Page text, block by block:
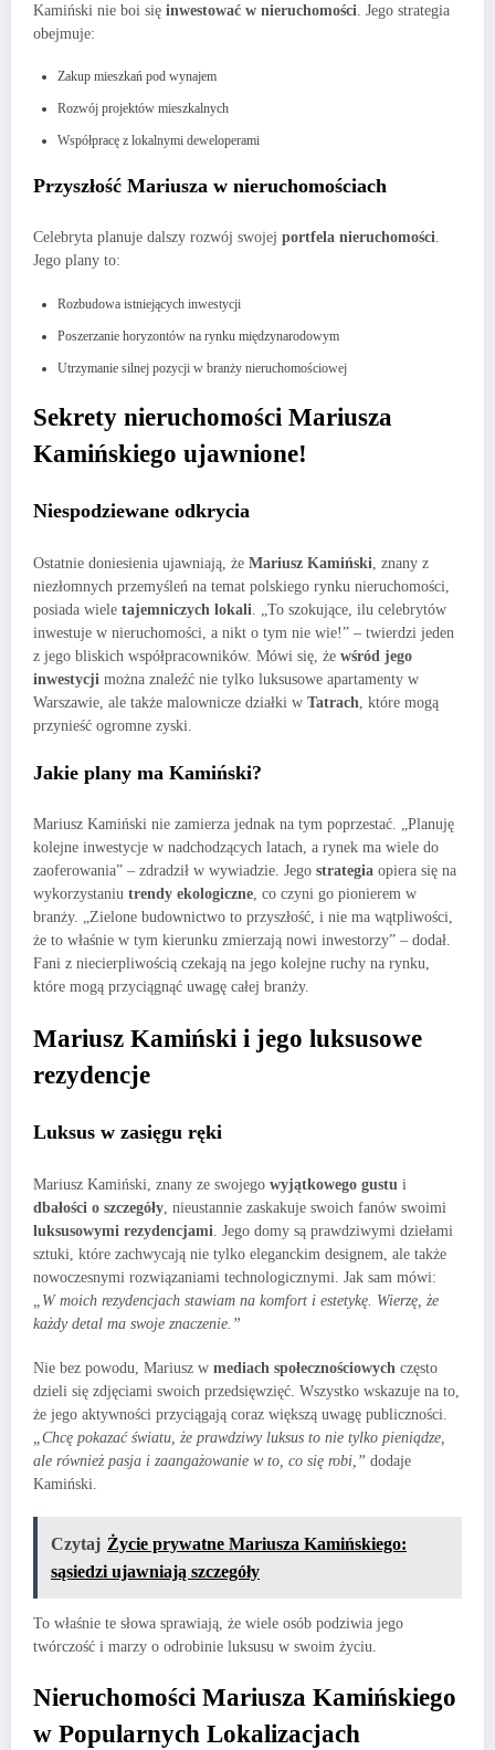
Kamiński nie boi się inwestować w nieruchomości . Jego strategia
obejmuje:
Zakup mieszkań pod wynajem
Rozwój projektów mieszkalnych
Współpracę z lokalnymi deweloperami
Przyszłość Mariusza w nieruchomościach
Celebryta planuje dalszy rozwój swojej portfela nieruchomości.
Jego plany to:
Rozbudowa istniejących inwestycji
Poszerzanie horyzontów na rynku międzynarodowym
Utrzymanie silnej pozycji w branży nieruchomościowej
Sekrety nieruchomości Mariusza
Kamińskiego ujawnione!
Niespodziewane odkrycia
Ostatnie doniesienia ujawniają, że Mariusz Kamiński , znany z
niezłomnych przemyśleń na temat polskiego rynku nieruchomości,
posiada wiele tajemniczych lokali . „To szokujące, ilu celebrytów
inwestuje w nieruchomości, a nikt o tym nie wie!” – twierdzi jeden
z jego bliskich współpracowników. Mówi się, że wśród jego
inwestycji można znaleźć nie tylko luksusowe apartamenty w
Warszawie, ale także malownicze działki w Tatrach , które mogą
przynieść ogromne zyski.
Jakie plany ma Kamiński?
Mariusz Kamiński nie zamierza jednak na tym poprzestać. „Planuję
kolejne inwestycje w nadchodzących latach, a rynek ma wiele do
zaoferowania” – zdradził w wywiadzie. Jego strategia opiera się na
wykorzystaniu trendy ekologiczne, co czyni go pionierem w
branży. „Zielone budownictwo to przyszłość, i nie ma wątpliwości,
że to właśnie w tym kierunku zmierzają nowi inwestorzy” – dodał.
Fani z niecierpliwością czekają na jego kolejne ruchy na rynku,
które mogą przyciągnąć uwagę całej branży.
Mariusz Kamiński i jego luksusowe
rezydencje
Luksus w zasięgu ręki
Mariusz Kamiński, znany ze swojego wyjątkowego gustu i
dbałości o szczegóły , nieustannie zaskakuje swoich fanów swoimi
luksusowymi rezydencjami . Jego domy są prawdziwymi dziełami
sztuki, które zachwycają nie tylko eleganckim designem, ale także
nowoczesnymi rozwiązaniami technologicznymi. Jak sam mówi:
„W moich rezydencjach stawiam na komfort i estetykę. Wierzę, że
każdy detal ma swoje znaczenie.”
Nie bez powodu, Mariusz w mediach społecznościowych często
dzieli się zdjęciami swoich przedsięwzięć. Wszystko wskazuje na to,
że jego aktywności przyciągają coraz większą uwagę publiczności.
„Chcę pokazać światu, że prawdziwy luksus to nie tylko pieniądze,
ale również pasja i zaangażowanie w to, co się robi,” dodaje
Kamiński.
Czytaj Życie prywatne Mariusza Kamińskiego:
sąsiedzi ujawniają szczegóły
To właśnie te słowa sprawiają, że wiele osób podziwia jego
twórczość i marzy o odrobinie luksusu w swoim życiu.
Nieruchomości Mariusza Kamińskiego
w Popularnych Lokalizacjach